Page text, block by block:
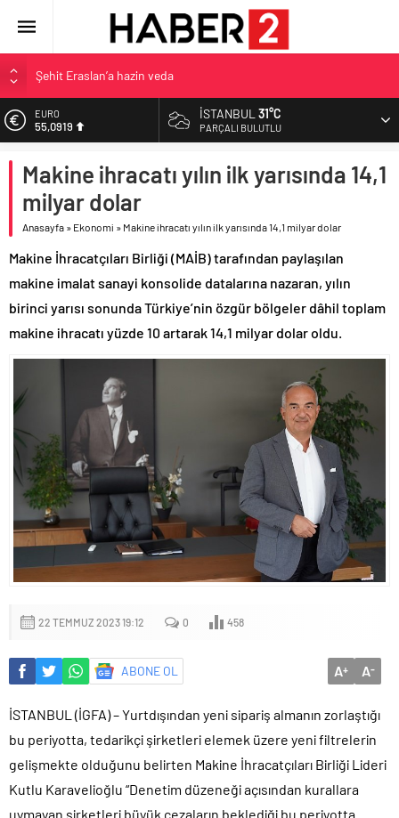
Şehit Eraslan’a hazin veda
Toprak Razgatlıoğlu Çekya’da ikinci oldu
Malatya’da Bakırcılar Çarşısı’na ilk kazma
İzmit Belediyesi’nden Tepeköy’de asfalt mesaisi
EURO
55,0919
6.525,81
BİST
13.703,13
47,5932
İSTANBUL31°C
PARÇALI BULUTLU
Makine ihracatı yılın ilk yarısında 14,1
milyar dolar
Anasayfa » Ekonomi » Makine ihracatı yılın ilk yarısında 14,1 milyar dolar
Makine İhracatçıları Birliği (MAİB) tarafından paylaşılan
makine imalat sanayi konsolide datalarına nazaran, yılın
birinci yarısı sonunda Türkiye’nin özgür bölgeler dâhil toplam
makine ihracatı yüzde 10 artarak 14,1 milyar dolar oldu.
22 TEMMUZ 2023 19:12 0 458
ABONE OL A+ A-
İSTANBUL (İGFA) – Yurtdışından yeni sipariş almanın zorlaştığı
bu periyotta, tedarikçi şirketleri elemek üzere yeni filtrelerin
gelişmekte olduğunu belirten Makine İhracatçıları Birliği Lideri
Kutlu Karavelioğlu “Denetim düzeneği açısından kurallara
uymayan şirketleri büyük cezaların beklediği bu periyotta